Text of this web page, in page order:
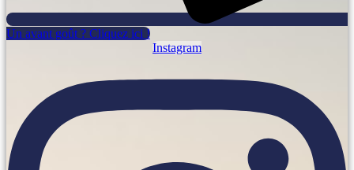
Un avant goût ? Cliquez ici !
Instagram